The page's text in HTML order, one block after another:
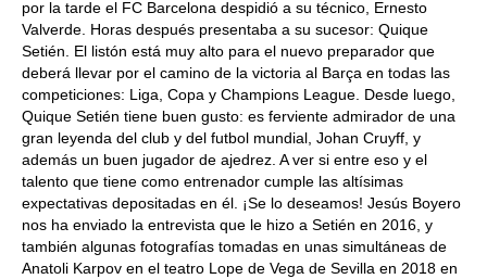
por la tarde el FC Barcelona despidió a su técnico, Ernesto
Valverde. Horas después presentaba a su sucesor: Quique
Setién. El listón está muy alto para el nuevo preparador que
deberá llevar por el camino de la victoria al Barça en todas las
competiciones: Liga, Copa y Champions League. Desde luego,
Quique Setién tiene buen gusto: es ferviente admirador de una
gran leyenda del club y del futbol mundial, Johan Cruyff, y
además un buen jugador de ajedrez. A ver si entre eso y el
talento que tiene como entrenador cumple las altísimas
expectativas depositadas en él. ¡Se lo deseamos! Jesús Boyero
nos ha enviado la entrevista que le hizo a Setién en 2016, y
también algunas fotografías tomadas en unas simultáneas de
Anatoli Karpov en el teatro Lope de Vega de Sevilla en 2018 en